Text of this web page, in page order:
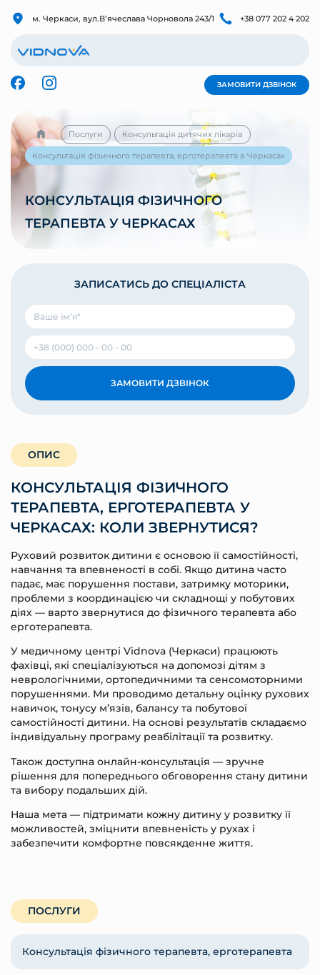
м. Черкаси, вул.Вʼячеслава Чорновола 243/1 +38 077 202 4 202
ЗАМОВИТИ ДЗВІНОК
Послуги Консультація дитячих лікарів
Консультація фізичного терапевта, ерготерапевта в Черкасах
КОНСУЛЬТАЦІЯ ФІЗИЧНОГО
ТЕРАПЕВТА У ЧЕРКАСАХ
ЗАПИСАТИСЬ ДО СПЕЦІАЛІСТА
ЗАМОВИТИ ДЗВІНОК
ОПИС
КОНСУЛЬТАЦІЯ ФІЗИЧНОГО
ТЕРАПЕВТА, ЕРГОТЕРАПЕВТА У
ЧЕРКАСАХ: КОЛИ ЗВЕРНУТИСЯ?
Руховий розвиток дитини є основою її самостійності,
навчання та впевненості в собі. Якщо дитина часто
падає, має порушення постави, затримку моторики,
проблеми з координацією чи складнощі у побутових
діях — варто звернутися до фізичного терапевта або
ерготерапевта.
У медичному центрі Vidnova (Черкаси) працюють
фахівці, які спеціалізуються на допомозі дітям з
неврологічними, ортопедичними та сенсомоторними
порушеннями. Ми проводимо детальну оцінку рухових
навичок, тонусу м’язів, балансу та побутової
самостійності дитини. На основі результатів складаємо
індивідуальну програму реабілітації та розвитку.
Також доступна онлайн-консультація — зручне
рішення для попереднього обговорення стану дитини
та вибору подальших дій.
Наша мета — підтримати кожну дитину у розвитку її
можливостей, зміцнити впевненість у рухах і
забезпечити комфортне повсякденне життя.
ПОСЛУГИ
Консультація фізичного терапевта, ерготерапевта